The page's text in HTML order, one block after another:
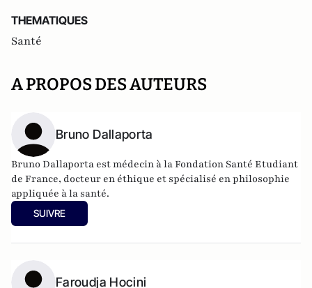
THEMATIQUES
Santé
A PROPOS DES AUTEURS
Bruno Dallaporta
Bruno Dallaporta est médecin à la Fondation Santé Etudiant
de France, docteur en éthique et spécialisé en philosophie
appliquée à la santé.
SUIVRE
Faroudja Hocini